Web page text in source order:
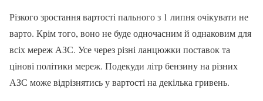
Різкого зростання вартості пального з 1 липня очікувати не
варто. Крім того, воно не буде одночасним й однаковим для
всіх мереж АЗС. Усе через різні ланцюжки поставок та
цінові політики мереж. Подекуди літр бензину на різних
АЗС може відрізнятись у вартості на декілька гривень.